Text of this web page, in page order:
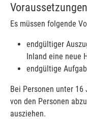
Voraussetzungen
Es müssen folgende
endgültiger
Inland eine neue
endgültige
Bei Personen unter
von den Personen
ausziehen.